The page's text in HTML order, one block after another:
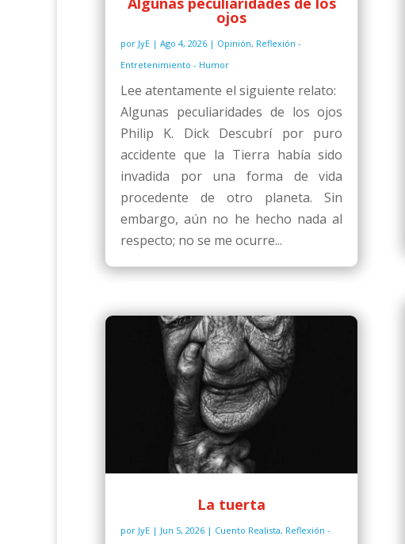
ojos
por JyE | Ago 4, 2026 | Opinión, Reflexión -
Entretenimiento - Humor
Lee atentamente el siguiente relato:
Algunas peculiaridades de los ojos
Philip K. Dick Descubrí por puro
accidente que la Tierra había sido
invadida por una forma de vida
procedente de otro planeta. Sin
embargo, aún no he hecho nada al
respecto; no se me ocurre...
La tuerta
por JyE | Jun 5, 2026 | Cuento Realista, Reflexión -